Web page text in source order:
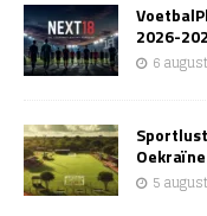
2026-
6
5